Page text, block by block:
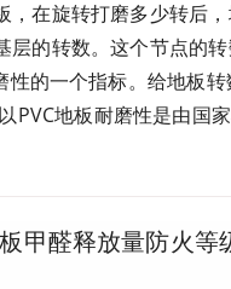
，在旋转打磨多少转后
层的转数。这个节点的
性的一个指标。给地板
PVC地板耐磨性是由国
甲醛释放量防火等